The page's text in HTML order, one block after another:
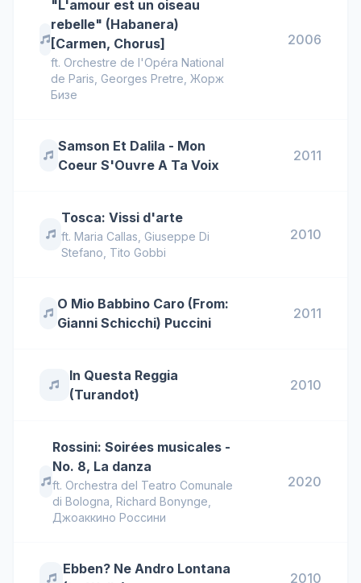
"L'amour est un oiseau
rebelle" (Habanera)
[Carmen, Chorus]
ft. Orchestre de l'Opéra National
de Paris Georges Pretre Жорж
Бизе
2006
Samson Et Dalila - Mon
Coeur S'Ouvre A Ta Voix
2011
Tosca: Vissi d'arte
ft.Maria Callas Giuseppe Di
Stefano Tito Gobbi
2010
O Mio Babbino Caro (From:
Gianni Schicchi) Puccini
2011
In Questa Reggia
(Turandot)
2010
Rossini: Soirées musicales -
No. 8, La danza
ft. Orchestra del Teatro Comunale
di Bologna Richard Bonynge
Джоаккино Россини
2020
Ebben? Ne Andro Lontana
2010